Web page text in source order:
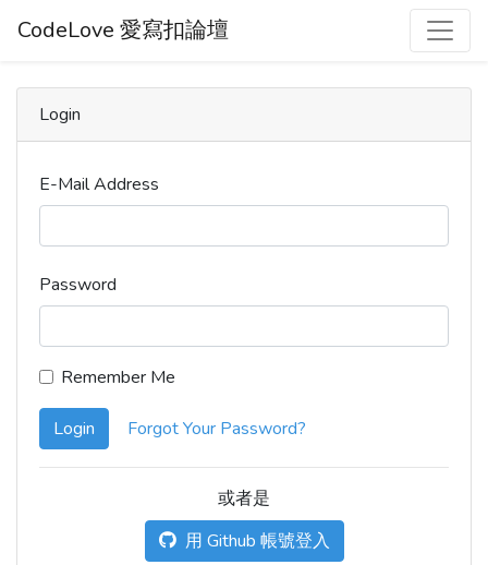
CodeLove 愛寫扣論壇
Login
E-Mail Address
Password
Remember Me
Login Forgot Your Password?
或者是
用 Github 帳號登入